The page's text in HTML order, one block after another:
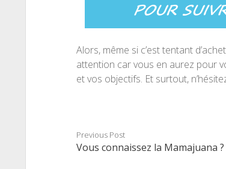
Alors, même si c’est tentant
attention car vous en aurez pour
et vos objectifs. Et surtout,
Previous Post
Vous connaissez la Mamajuana ?